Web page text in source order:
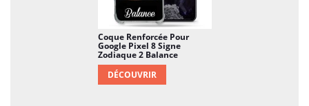
Coque Renforcée Pour
Google Pixel 8 Signe
Zodiaque 2 Balance
DÉCOUVRIR